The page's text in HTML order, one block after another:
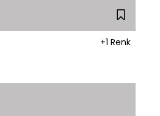
+1 Renk